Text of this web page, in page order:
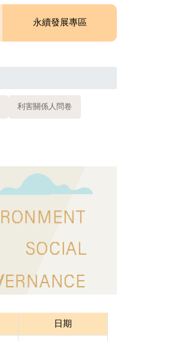
永續發展專區
利害關係人問卷
日期